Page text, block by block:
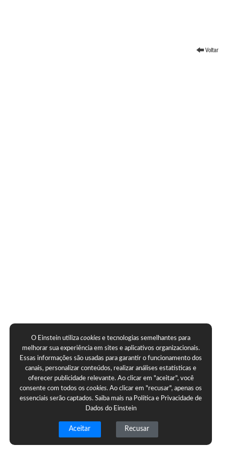
O Einstein utilizacookies e tecnologias semelhantes para
melhorar sua experiência em sites e aplicativos organizacionais.
Essas informações são usadas para garantir o funcionamento dos
canais, personalizar conteúdos, realizar análises estatísticas e
oferecer publicidade relevante. Ao clicar em "aceitar", você
consente com todos oscookies. Ao clicar em "recusar", apenas os
essenciais serão captados. Saiba mais na Política e Privacidade de
Dados do Einstein
Aceitar Recusar